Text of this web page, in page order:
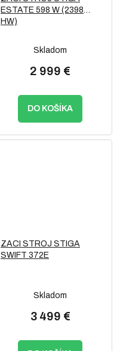
ESTATE 598 W (2398
HW)
Skladom
2 999 €
DO KOŠÍKA
ZACI STROJ STIGA
SWIFT 372E
Skladom
3 499 €